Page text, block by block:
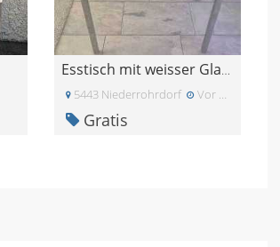
Esstisch mit weisser Glasplatte
5443 Niederrohrdorf Vor einem Monat
Gratis